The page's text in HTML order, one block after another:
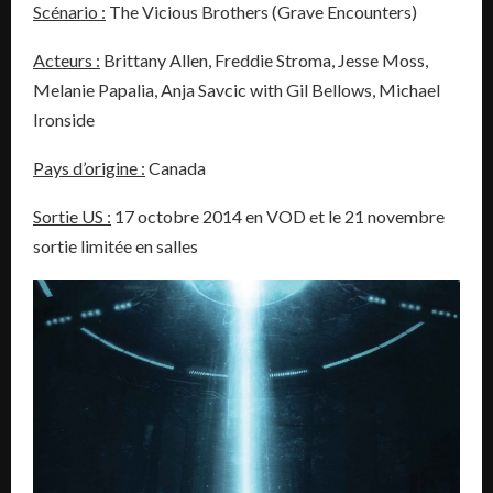
Scénario : The Vicious Brothers (Grave Encounters)
Acteurs : Brittany Allen, Freddie Stroma, Jesse Moss,
Melanie Papalia, Anja Savcic with Gil Bellows, Michael
Ironside
Pays d’origine : Canada
Sortie US : 17 octobre 2014 en VOD et le 21 novembre
sortie limitée en salles